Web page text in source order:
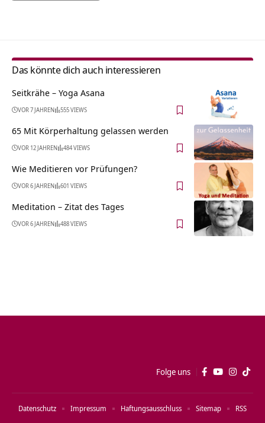
Das könnte dich auch interessieren
Seitkrähe – Yoga Asana
VOR 7 JAHREN 555 VIEWS
65 Mit Körperhaltung gelassen werden
VOR 12 JAHREN 484 VIEWS
Wie Meditieren vor Prüfungen?
VOR 6 JAHREN 601 VIEWS
Meditation – Zitat des Tages
VOR 6 JAHREN 488 VIEWS
Folge uns
Datenschutz Impressum Haftungsausschluss Sitemap RSS